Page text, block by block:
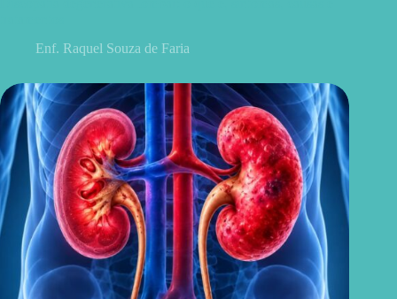
Enf. Raquel Souza de Faria